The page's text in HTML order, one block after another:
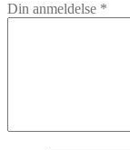
Din anmeldelse *